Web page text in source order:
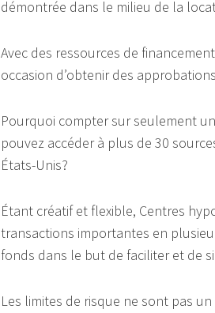
démontrée dans le milieu de la
Avec des ressources de
occasion d’obtenir des
Pourquoi compter sur seulement
pouvez accéder à plus de 30
États-Unis?
Étant créatif et flexible, Centres
transactions importantes en
fonds dans le but de faciliter et de
Les limites de risque ne sont pas